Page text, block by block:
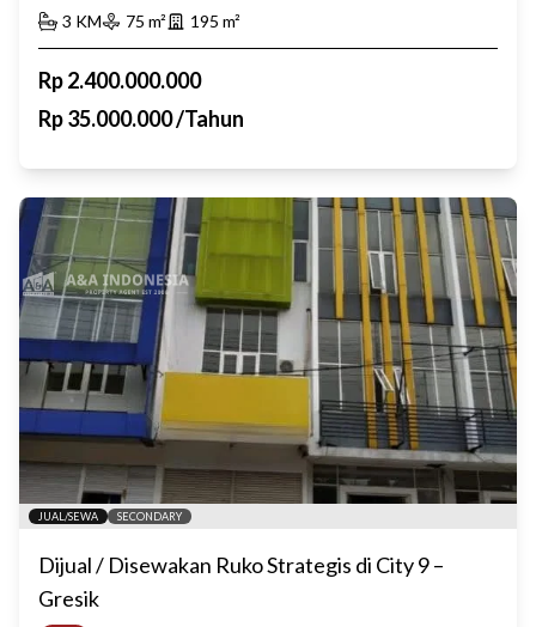
3 KM 75 m² 195 m²
Rp2.400.000.000
Rp35.000.000/Tahun
JUAL/SEWA SECONDARY
Dijual / Disewakan Ruko Strategis di City 9 –
Gresik